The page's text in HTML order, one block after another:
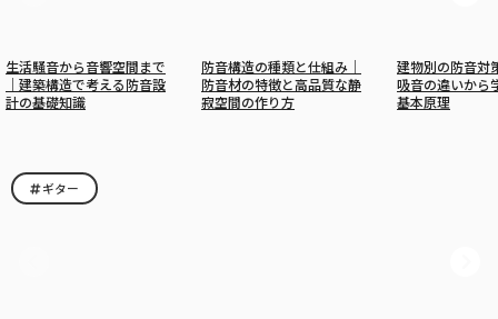
生活騒音から音響空間まで
｜建築構造で考える防音設
計の基礎知識
防音構造の種類と仕組み｜
防音材の特徴と高品質な静
寂空間の作り方
建物別の防音対
吸音の違いから
基本原理
ギター